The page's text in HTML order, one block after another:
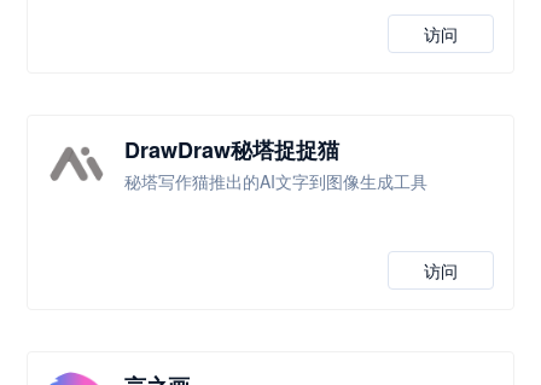
访问
DrawDraw秘塔捉捉猫
秘塔写作猫推出的AI文字到图像生成工具
访问